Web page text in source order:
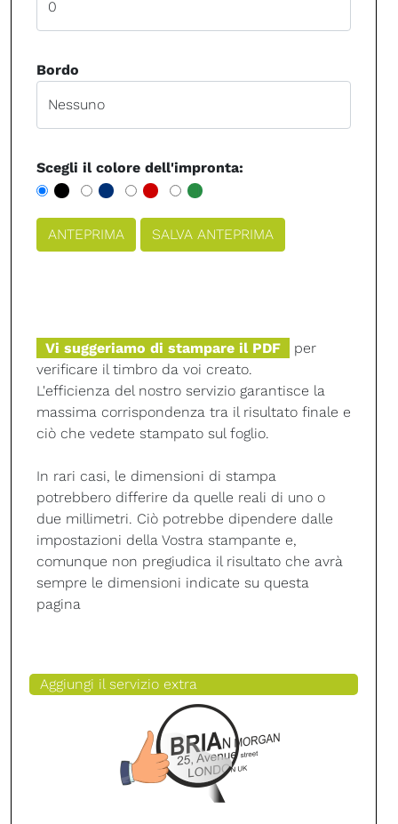
Bordo
Scegli il colore dell'impronta:
Vi suggeriamo di stampare il PDF
per
verificare il timbro da voi creato.
L'efficienza del nostro servizio garantisce la
massima corrispondenza tra il risultato finale e
ciò che vedete stampato sul foglio.
In rari casi, le dimensioni di stampa
potrebbero differire da quelle reali di uno o
due millimetri. Ciò potrebbe dipendere dalle
impostazioni della Vostra stampante e,
comunque non pregiudica il risultato che avrà
sempre le dimensioni indicate su questa
pagina
Aggiungi il servizio extra